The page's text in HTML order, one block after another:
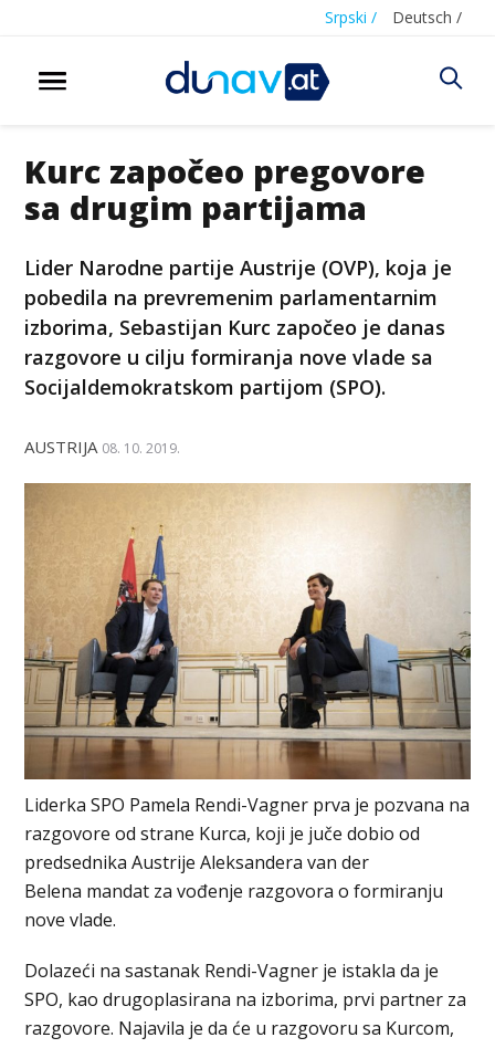
Srpski / Deutsch /
Kurc započeo pregovore
sa drugim partijama
Lider Narodne partije Austrije (OVP), koja je
pobedila na prevremenim parlamentarnim
izborima, Sebastijan Kurc započeo je danas
razgovore u cilju formiranja nove vlade sa
Socijaldemokratskom partijom (SPO).
AUSTRIJA 08. 10. 2019.
Liderka SPO Pamela Rendi-Vagner prva je pozvana na
razgovore od strane Kurca, koji je juče dobio od
predsednika Austrije Aleksandera van der
Belena mandat za vođenje razgovora o formiranju
nove vlade.
Dolazeći na sastanak Rendi-Vagner je istakla da je
SPO, kao drugoplasirana na izborima, prvi partner za
razgovore. Najavila je da će u razgovoru sa Kurcom,